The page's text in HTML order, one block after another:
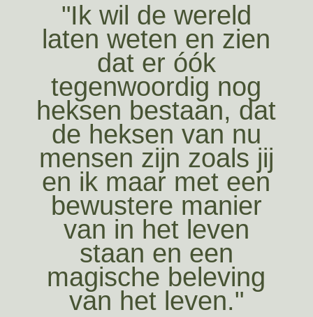
"Ik wil de wereld
laten weten en zien
dat er óók
tegenwoordig nog
heksen bestaan, dat
de heksen van nu
mensen zijn zoals jij
en ik maar met een
bewustere manier
van in het leven
staan en een
magische beleving
van het leven."